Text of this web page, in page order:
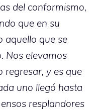
del conformismo,
que en su
aquello que se
Nos elevamos
regresar, y es que
uno llegó hasta
resplandores